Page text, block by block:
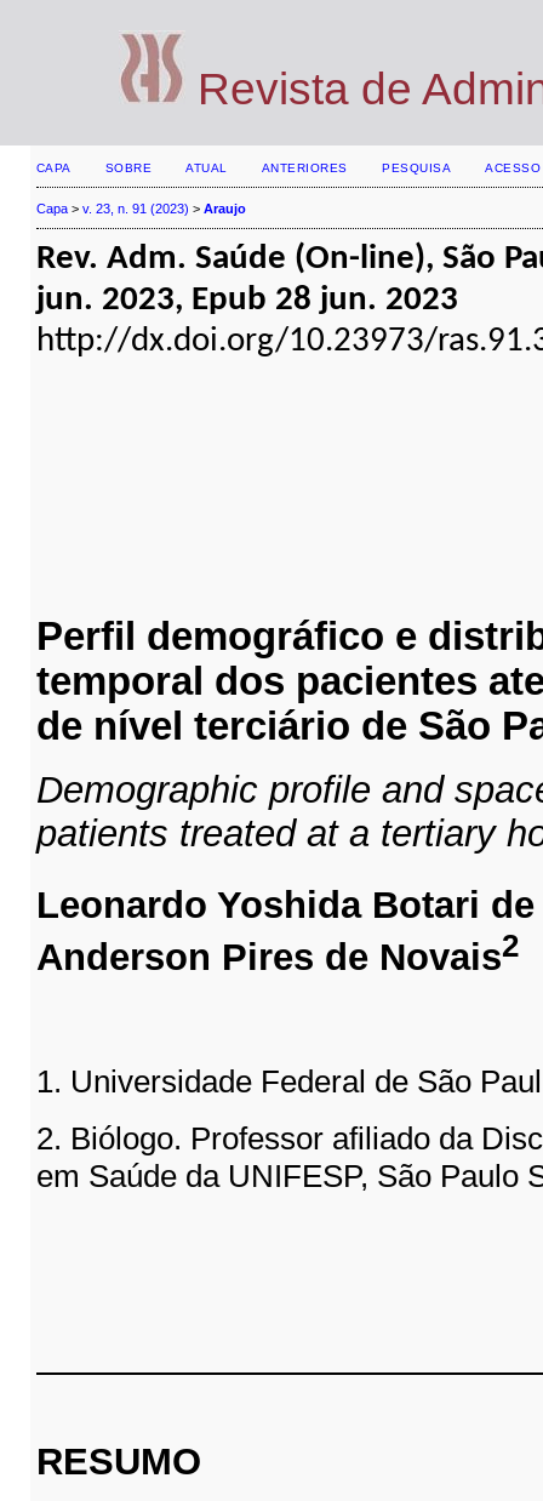
Revista de
CAPA SOBRE ATUAL ANTERIORES PESQUISA ACESSO
Capa> v. 23, n. 91 (2023) > Araujo
Rev. Adm. Saúde (On-line), São
jun. 2023, Epub 28 jun. 2023
http://dx.doi.org/10.23973/
Perfil demográfico e
temporal dos pacientes
de nível terciário de São
Demographic profile and
patients treated at a tertiary
Leonardo Yoshida Botari
Anderson Pires de Novais2
1. Universidade Federal de São
2. Biólogo. Professor afiliado da
em Saúde da UNIFESP, São Paulo
RESUMO